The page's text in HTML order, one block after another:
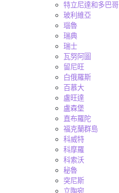
特立尼達和多巴哥
玻利維亞
瑙魯
瑞典
瑞士
瓦努阿圖
留尼旺
白俄羅斯
百慕大
盧旺達
盧森堡
直布羅陀
福克蘭群島
科威特
科摩羅
科索沃
秘魯
突尼斯